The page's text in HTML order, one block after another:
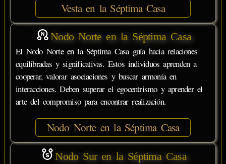
Vesta en la Séptima Casa
Nodo Norte en la Séptima Casa
El Nodo Norte en la Séptima Casa guía hacia relaciones
equilibradas y significativas. Estos individuos aprenden a
cooperar, valorar asociaciones y buscar armonía en
interacciones. Deben superar el egocentrismo y aprender el
arte del compromiso para encontrar realización.
Nodo Norte en la Séptima Casa
Nodo Sur en la Séptima Casa